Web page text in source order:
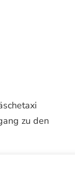
zu den
von
der App